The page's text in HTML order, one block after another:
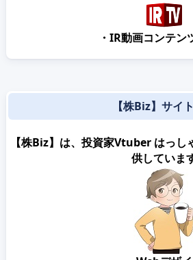
・IR動画コンテン
【株Biz】サイ
【株Biz】は、投資家Vtuber はっ
供していま